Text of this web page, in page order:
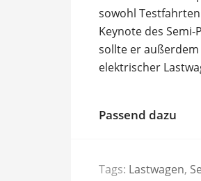
sowohl
Keynote des
sollte er außerdem
elektrischer
Passend dazu
Tags: Lastwagen,